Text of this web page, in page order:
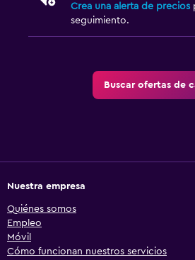
Crea una alerta de precios
seguimiento.
Buscar ofertas de
Nuestra empresa
Quiénes somos
Empleo
Móvil
Cómo funcionan nuestros servicios